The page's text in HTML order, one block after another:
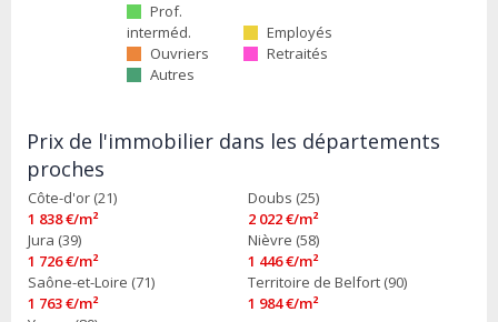
Prof.
interméd.
Employés
Ouvriers
Retraités
Autres
Prix de l'immobilier dans les départements
proches
Côte-d'or (21)
1 838 €/m²
Doubs (25)
2 022 €/m²
Jura (39)
1 726 €/m²
Nièvre (58)
1 446 €/m²
Saône-et-Loire (71)
1 763 €/m²
Territoire de Belfort (90)
1 984 €/m²